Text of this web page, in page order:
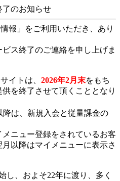
了のお知らせ
報」をご利用いただき、あり
ス終了のご連絡を申し上げま
イトは、 2026年2月末をもち
を終了させて頂くこととなり
は、新規入会と従量課金の
ニュー登録をされているお客
以降はマイメニューに表示さ
し、およそ22年に渡り、多く